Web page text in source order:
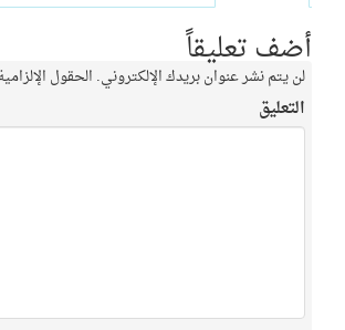
أضف تعليقاً
لن يتم نشر عنوان بريدك الإلكتروني. الحقول
التعليق